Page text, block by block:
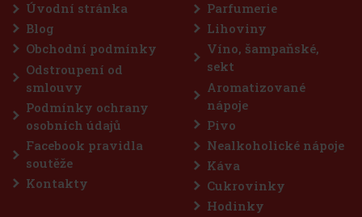
Ghost and Rare V Port Dundas je páté
která oslavuje charakter již uzavřených
Tentokrát se zaměřuje na ikonickou
z Glasgow, jejíž historie s
9 400 Kč
Do košíku
Sleva: 27%
Akce
Úvodní stránka
Blog
Obchodní podmínky
Odstroupení od
smlouvy
Podmínky ochrany
osobních údajů
Facebook pravidla
soutěže
Kontakty
Parfumerie
Lihoviny
Víno, šampaňské,
sekt
Aromatizované
nápoje
Pivo
Nealkoholické nápoje
Káva
Cukrovinky
Hodinky